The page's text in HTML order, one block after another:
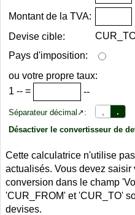
Montant de la TVA:
Devise cible:
Pays d'imposition:
ou votre propre taux:
1 -- = --
Séparateur décimal↗: .
Désactiver le convertisseur de
Cette calculatrice n'utilise
actualisés. Vous devez saisir
conversion dans le champ
'CUR_FROM' et 'CUR_TO'
devises.